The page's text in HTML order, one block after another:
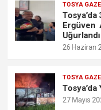
TOSYA
Ergüven
26 Haziran
TOSYA
Tosya’da
27 Mayıs